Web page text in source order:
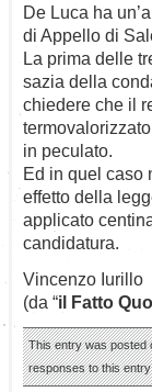
De Luca ha
di Appello di
La prima delle
sazia della
chiedere che il
in peculato.
Ed in quel caso
effetto della
applicato
candidatura.
Vincenzo Iurillo
(da “il Fatto
This entry was posted
responses to this